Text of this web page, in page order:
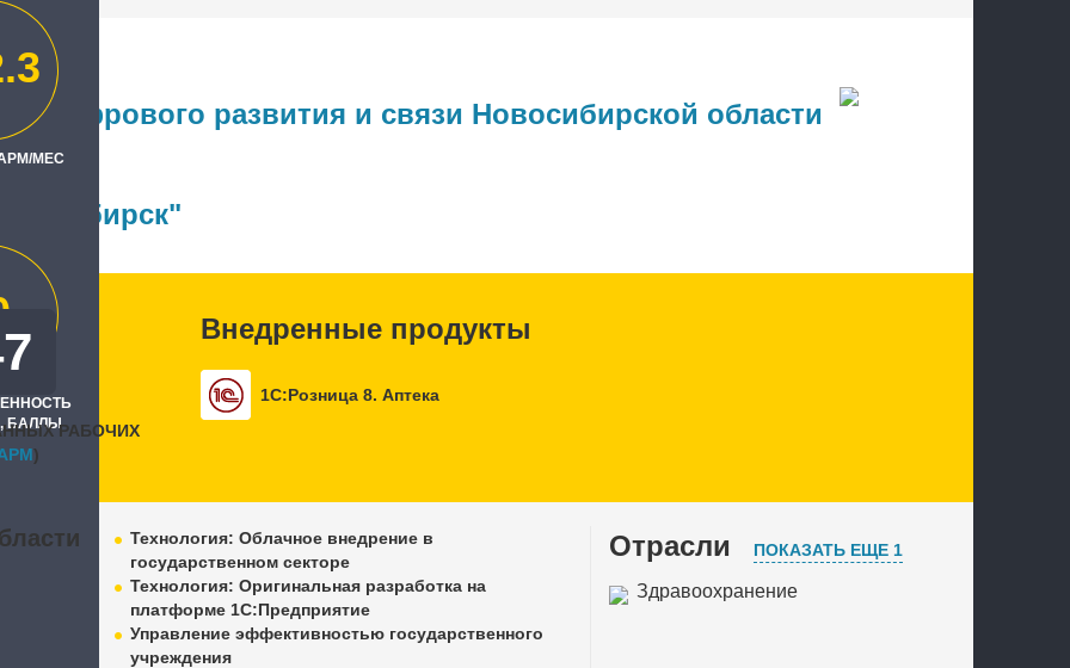
МЕС
БАЛЛЫ
цифрового развития и связи Новосибирской области
РАБОЧИХ
)
Внедренные продукты
1С:Розница 8. Аптека
Технология: Облачное внедрение в
государственном секторе
Технология: Оригинальная разработка на
платформе 1С:Предприятие
Управление эффективностью государственного
учреждения
Отрасли ПОКАЗАТЬ ЕЩЕ 1
Здравоохранение